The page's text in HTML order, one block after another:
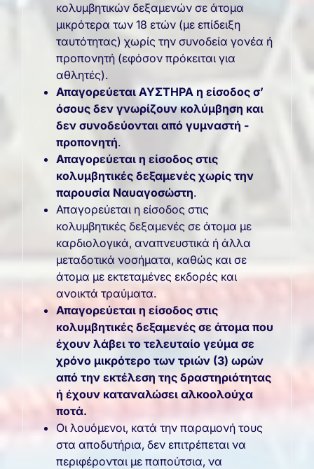
κολυμβητικών δεξαμενών σε άτομα
μικρότερα των 18 ετών (με επίδειξη
ταυτότητας) χωρίς την συνοδεία γονέα ή
προπονητή (εφόσον πρόκειται για
αθλητές).
Απαγορεύεται ΑΥΣΤΗΡΑ η είσοδος σ’
όσους δεν γνωρίζουν κολύμβηση και
δεν συνοδεύονται από γυμναστή -
προπονητή.
Απαγορεύεται η είσοδος στις
κολυμβητικές δεξαμενές χωρίς την
παρουσία Ναυαγοσώστη.
Απαγορεύεται η είσοδος στις
κολυμβητικές δεξαμενές σε άτομα με
καρδιολογικά, αναπνευστικά ή άλλα
μεταδοτικά νοσήματα, καθώς και σε
άτομα με εκτεταμένες εκδορές και
ανοικτά τραύματα.
Απαγορεύεται η είσοδος στις
κολυμβητικές δεξαμενές σε άτομα που
έχουν λάβει το τελευταίο γεύμα σε
χρόνο μικρότερο των τριών (3) ωρών
από την εκτέλεση της δραστηριότητας
ή έχουν καταναλώσει αλκοολούχα
ποτά.
Οι λουόμενοι, κατά την παραμονή τους
στα αποδυτήρια, δεν επιτρέπεται να
περιφέρονται με παπούτσια, να